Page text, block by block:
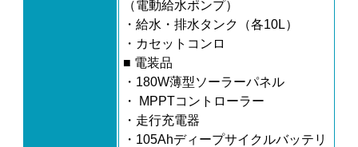
（電動給水ポンプ）
・給水・排水タンク（各10L）
・カセットコンロ
■ 電装品
・180W薄型ソーラーパネル
・ MPPTコントローラー
・走行充電器
・105Ahディープサイクルバッテリ